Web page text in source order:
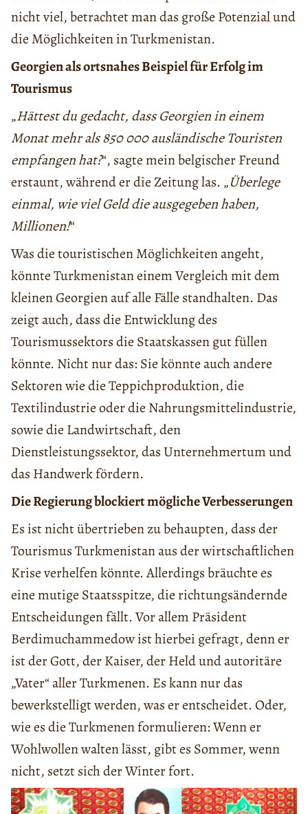
nicht viel, betrachtet man das große Potenzial und
die Möglichkeiten in Turkmenistan.
Georgien als ortsnahes Beispiel für Erfolg im
Tourismus
„Hättest du gedacht, dass Georgien in einem
Monat mehr als 850 000 ausländische Touristen
empfangen hat?“, sagte mein belgischer Freund
erstaunt, während er die Zeitung las. „Überlege
einmal, wie viel Geld die ausgegeben haben,
Millionen!“
Was die touristischen Möglichkeiten angeht,
könnte Turkmenistan einem Vergleich mit dem
kleinen Georgien auf alle Fälle standhalten. Das
zeigt auch, dass die Entwicklung des
Tourismussektors die Staatskassen gut füllen
könnte. Nicht nur das: Sie könnte auch andere
Sektoren wie die Teppichproduktion, die
Textilindustrie oder die Nahrungsmittelindustrie,
sowie die Landwirtschaft, den
Dienstleistungssektor, das Unternehmertum und
das Handwerk fördern.
Die Regierung blockiert mögliche Verbesserungen
Es ist nicht übertrieben zu behaupten, dass der
Tourismus Turkmenistan aus der wirtschaftlichen
Krise verhelfen könnte. Allerdings bräuchte es
eine mutige Staatsspitze, die richtungsändernde
Entscheidungen fällt. Vor allem Präsident
Berdimuchammedow ist hierbei gefragt, denn er
ist der Gott, der Kaiser, der Held und autoritäre
„Vater“ aller Turkmenen. Es kann nur das
bewerkstelligt werden, was er entscheidet. Oder,
wie es die Turkmenen formulieren: Wenn er
Wohlwollen walten lässt, gibt es Sommer, wenn
nicht, setzt sich der Winter fort.